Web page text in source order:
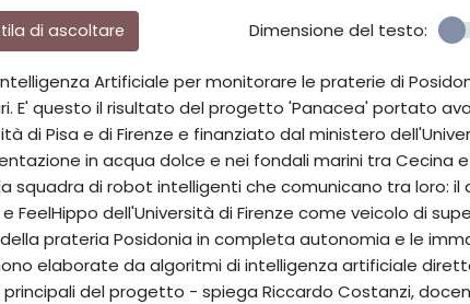
di ascoltare Dimensione del testo:
Artificiale per monitorare le praterie di
E' questo il risultato del progetto 'Panacea' portato
di Pisa e di Firenze e finanziato dal ministero
in acqua dolce e nei fondali marini tra Cecina e
squadra di robot intelligenti che comunicano tra loro: il
FeelHippo dell'Università di Firenze come veicolo di
prateria Posidonia in completa autonomia e le
elaborate da algoritmi di intelligenza artificiale
del progetto - spiega Riccardo Costanzi,